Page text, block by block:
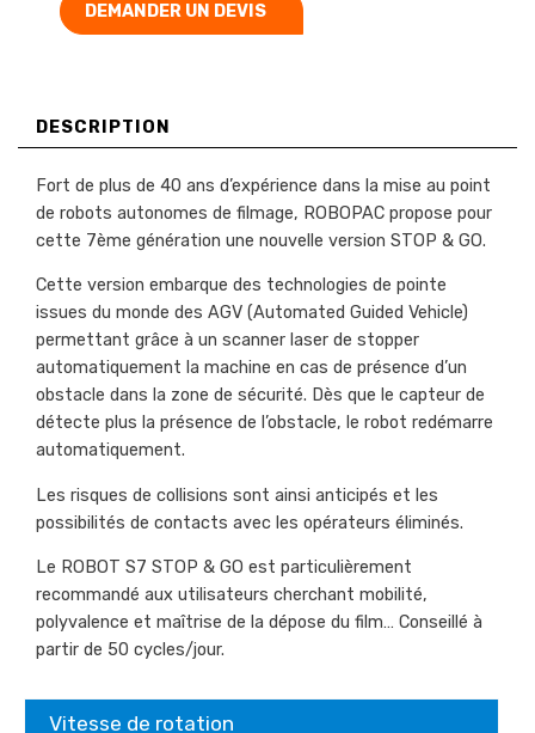
DEMANDER UN DEVIS
DESCRIPTION
Fort de plus de 40 ans d’expérience dans la mise au point
de robots autonomes de filmage, ROBOPAC propose pour
cette 7ème génération une nouvelle version STOP & GO.
Cette version embarque des technologies de pointe
issues du monde des AGV (Automated Guided Vehicle)
permettant grâce à un scanner laser de stopper
automatiquement la machine en cas de présence d’un
obstacle dans la zone de sécurité. Dès que le capteur de
détecte plus la présence de l’obstacle, le robot redémarre
automatiquement.
Les risques de collisions sont ainsi anticipés et les
possibilités de contacts avec les opérateurs éliminés.
Le ROBOT S7 STOP & GO est particulièrement
recommandé aux utilisateurs cherchant mobilité,
polyvalence et maîtrise de la dépose du film… Conseillé à
partir de 50 cycles/jour.
Vitesse de rotation